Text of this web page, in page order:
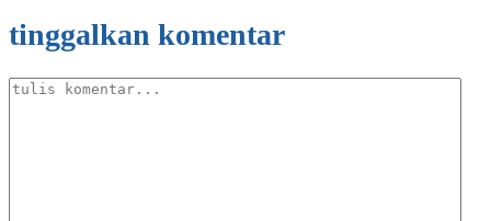
tinggalkan komentar